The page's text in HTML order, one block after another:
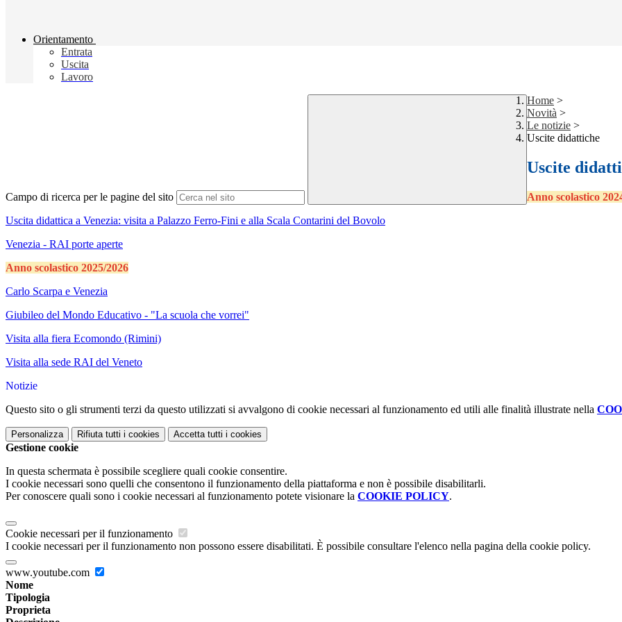
Orientamento
Entrata
Uscita
Lavoro
Campo di ricerca per le pagine del sito
Home >
Novità >
Le notizie >
Uscite didattiche
Uscite
Anno scolastico
Uscita didattica a Venezia: visita a Palazzo Ferro-Fini e alla Scala Contarini del Bovolo
Venezia - RAI porte aperte
Anno scolastico 2025/2026
Carlo Scarpa e Venezia
Giubileo del Mondo Educativo - "La scuola che vorrei"
Visita alla fiera Ecomondo (Rimini)
Visita alla sede RAI del Veneto
Notizie
Questo sito o gli strumenti terzi da questo utilizzati si avvalgono di cookie necessari al funzionamento ed utili alle finalità illustrate nella
Personalizza Rifiuta tutti i cookies Accetta tutti i cookies
Gestione cookie
In questa schermata è possibile scegliere quali cookie consentire.
I cookie necessari sono quelli che consentono il funzionamento della piattaforma e non è possibile disabilitarli.
Per conoscere quali sono i cookie necessari al funzionamento potete visionare la COOKIE POLICY.
Cookie necessari per il funzionamento
I cookie necessari per il funzionamento non possono essere disabilitati. È possibile consultare l'elenco nella pagina della cookie policy.
www.youtube.com
Nome
Tipologia
Proprieta